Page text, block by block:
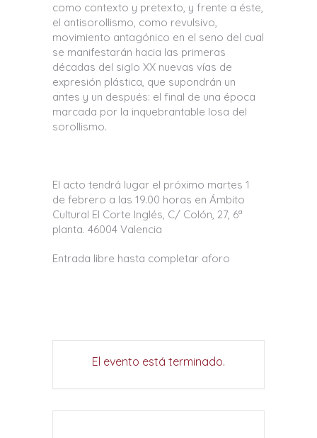
como contexto y pretexto, y frente a éste,
el antisorollismo, como revulsivo,
movimiento antagónico en el seno del cual
se manifestarán hacia las primeras
décadas del siglo XX nuevas vías de
expresión plástica, que supondrán un
antes y un después: el final de una época
marcada por la inquebrantable losa del
sorollismo.
El acto tendrá lugar el próximo martes 1
de febrero a las 19.00 horas en Ámbito
Cultural El Corte Inglés, C/ Colón, 27, 6ª
planta. 46004 Valencia
Entrada libre hasta completar aforo
El evento está terminado.